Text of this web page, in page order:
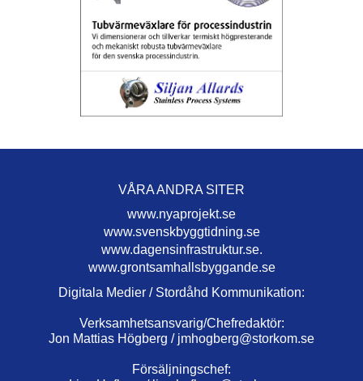
VÅRA ANDRA SITER
www.nyaprojekt.se
www.svenskbyggtidning.se
www.dagensinfrastruktur.se.
www.grontsamhallsbyggande.se
Digitala Medier / Stordåhd Kommunikation:
Verksamhetsansvarig/Chefredaktör:
Jon Mattias Högberg / jmhogberg@storkom.se
Försäljningschef: